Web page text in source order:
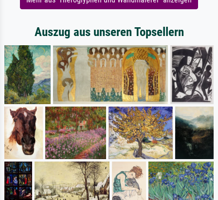
Auszug aus unseren Topsellern